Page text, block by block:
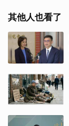
其他人也看了